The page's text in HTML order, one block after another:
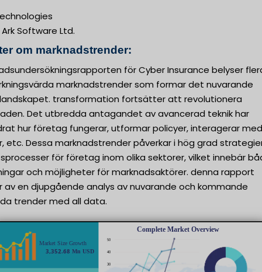
Software Ltd.
om marknadstrender:
för Cyber Insurance belyser
marknadstrender som formar det nuvarande
transformation fortsätter att revolutionera
Det utbredda antagandet av avancerad teknik har
hur företag fungerar, utformar policyer, interagerar med
etc. Dessa marknadstrender påverkar i hög grad
för företag inom olika sektorer, vilket innebär
och möjligheter för marknadsaktörer. denna rapport
av en djupgående analys av nuvarande och kommande
trender med all data.